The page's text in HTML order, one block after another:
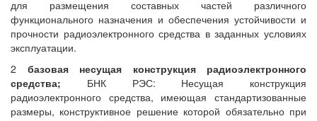
для размещения составных частей различного
функционального назначения и обеспечения устойчивости и
прочности радиоэлектронного средства в заданных условиях
эксплуатации.
2 базовая несущая конструкция радиоэлектронного
средства; БНК РЭС: Несущая конструкция
радиоэлектронного средства, имеющая стандартизованные
размеры, конструктивное решение которой обязательно при